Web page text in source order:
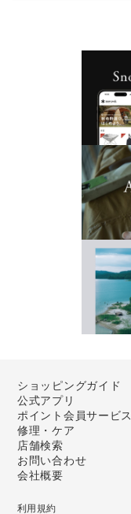
ショッピングガイド
公式アプリ
ポイント会員サービス
修理・ケア
店舗検索
お問い合わせ
会社概要
利用規約